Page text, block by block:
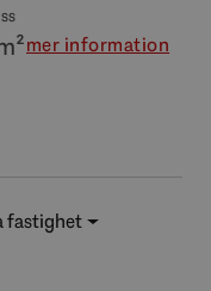
mer information
fastighet